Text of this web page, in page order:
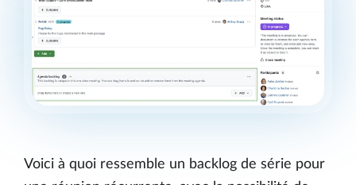
Voici à quoi ressemble un backlog de série pour